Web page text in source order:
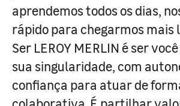
aprendemos todos os dias,
rápido para chegarmos mais
Ser LEROY MERLIN é ser
sua singularidade, com
confiança para atuar de